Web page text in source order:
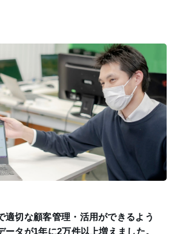
適切な顧客管理・活用ができるよう
ータが1年に2万件以上増えました。